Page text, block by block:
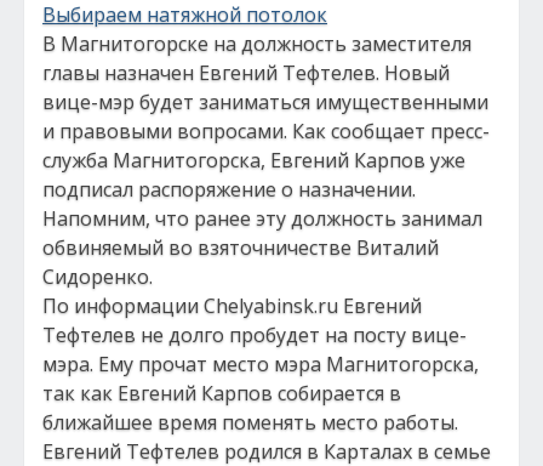
Выбираем натяжной потолок
В Магнитогорске на должность заместителя
главы назначен Евгений Тефтелев. Новый
вице-мэр будет заниматься имущественными
и правовыми вопросами. Как сообщает пресс-
служба Магнитогорска, Евгений Карпов уже
подписал распоряжение о назначении.
Напомним, что ранее эту должность занимал
обвиняемый во взяточничестве Виталий
Сидоренко.
По информации Chelyabinsk.ru Евгений
Тефтелев не долго пробудет на посту вице-
мэра. Ему прочат место мэра Магнитогорска,
так как Евгений Карпов собирается в
ближайшее время поменять место работы.
Евгений Тефтелев родился в Карталах в семье